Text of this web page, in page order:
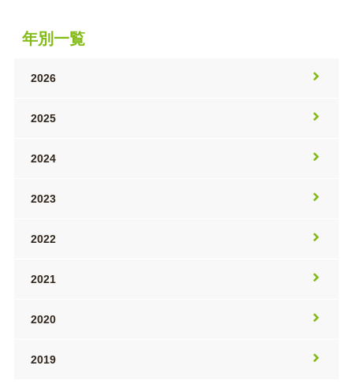
年別一覧
2026
2025
2024
2023
2022
2021
2020
2019